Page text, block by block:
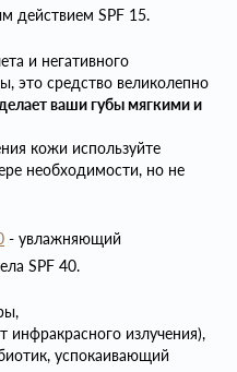
действием SPF 15.
и негативного
это средство великолепно
делает ваши губы мягкими и
кожи используйте
необходимости, но не
- увлажняющий
SPF 40.
излучения),
успокаивающий